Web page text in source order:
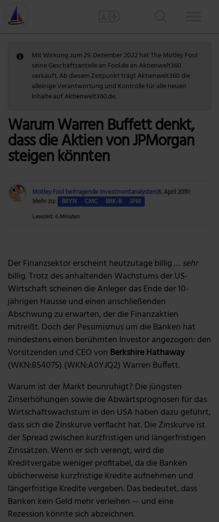
Mit Wirkung zum 29. Dezember 2022 hat The Motley Fool
seine Geschäftsanteile an Fool.de an Aktienwelt360
verkauft. Ab diesem Zeitpunkt trägt Aktienwelt360 die
alleinige Verantwortung und Kontrolle für alle neuen
Inhalte auf Aktienwelt360.de.
Warum Warren Buffett denkt,
dass die Aktien von JPMorgan
steigen könnten
Motley Fool beitragende Investmentanalysten6. April 2019
Mehr zu:
BRYN CMC BRK-B JPM
Lesezeit: 6 Minuten
Der Finanzsektor erscheint heutzutage billig … sehr
billig. Trotz des anhaltenden Wachstums der US-
Wirtschaft scheinen die Anleger das Ende der 10-
jährigen Hausse und einen anschließenden
Abschwung zu erwarten, der die Finanzaktien
mitreißt. Doch der Pessimismus um die Banken hat
mindestens einen berühmten Investor angezogen: den
Vorsitzenden und CEO von Berkshire Hathaway
(WKN:854075) (WKN:A0YJQ2) Warren Buffett.
Warum ist der Markt beunruhigt? Die jüngsten
Zinserhöhungen sowie die Abwärtsprognosen für das
Wirtschaftswachstum in den USA haben dazu geführt,
dass sich die Zinskurve verflacht hat. Die Zinskurve ist
der Spread zwischen kurzfristigen und längerfristigen
Zinssätzen. Wenn er sich verengt, wird die
Kreditvergabe weniger profitabel, da die Banken
üblicherweise kurzfristige Kredite aufnehmen und
längerfristige Kredite vergeben. Das bedeutet, dass
Banken kein Geld mehr verleihen — und eine
Rezession könnte sich abzeichnen.